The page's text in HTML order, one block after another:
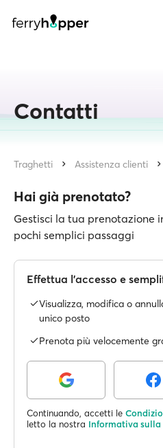
Contatti
Traghetti Assistenza clienti
Hai già prenotato?
Gestisci la tua prenotazione
pochi semplici passaggi
Effettua l'accesso e
Visualizza, modifica o
unico posto
Prenota più velocemente
Continuando, accetti le
letto la nostra Informativa sulla